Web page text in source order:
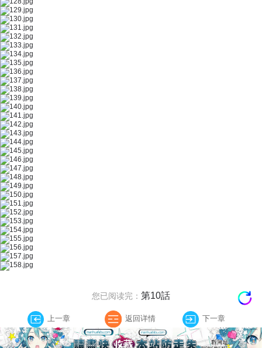
您已阅读完： 第10話
上一章 返回详情 下一章